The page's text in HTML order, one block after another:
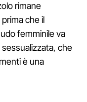
rimane
che il
femminile va
che
è una